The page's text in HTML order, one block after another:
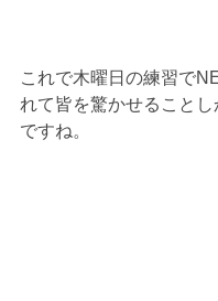
これで木曜日の練習で
れて皆を驚かせること
ですね。